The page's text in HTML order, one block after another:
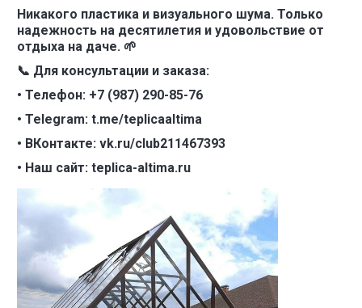
Никакого пластика и визуального шума. Только
надежность на десятилетия и удовольствие от
отдыха на даче. 🌱
📞 Для консультации и заказа:
• Телефон: +7 (987) 290-85-76
• Telegram: t.me/teplicaaltima
• ВКонтакте: vk.ru/club211467393
• Наш сайт: teplica-altima.ru